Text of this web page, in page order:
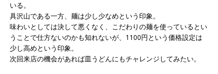
いる。
具沢山である一方、麺は少し少なめという印象。
味わいとしては決して悪くなく、こだわりの麺を使っているとい
うことで仕方ないのかも知れないが、1100円という価格設定は
少し高めという印象。
次回来店の機会があれば皿うどんにもチャレンジしてみたい。